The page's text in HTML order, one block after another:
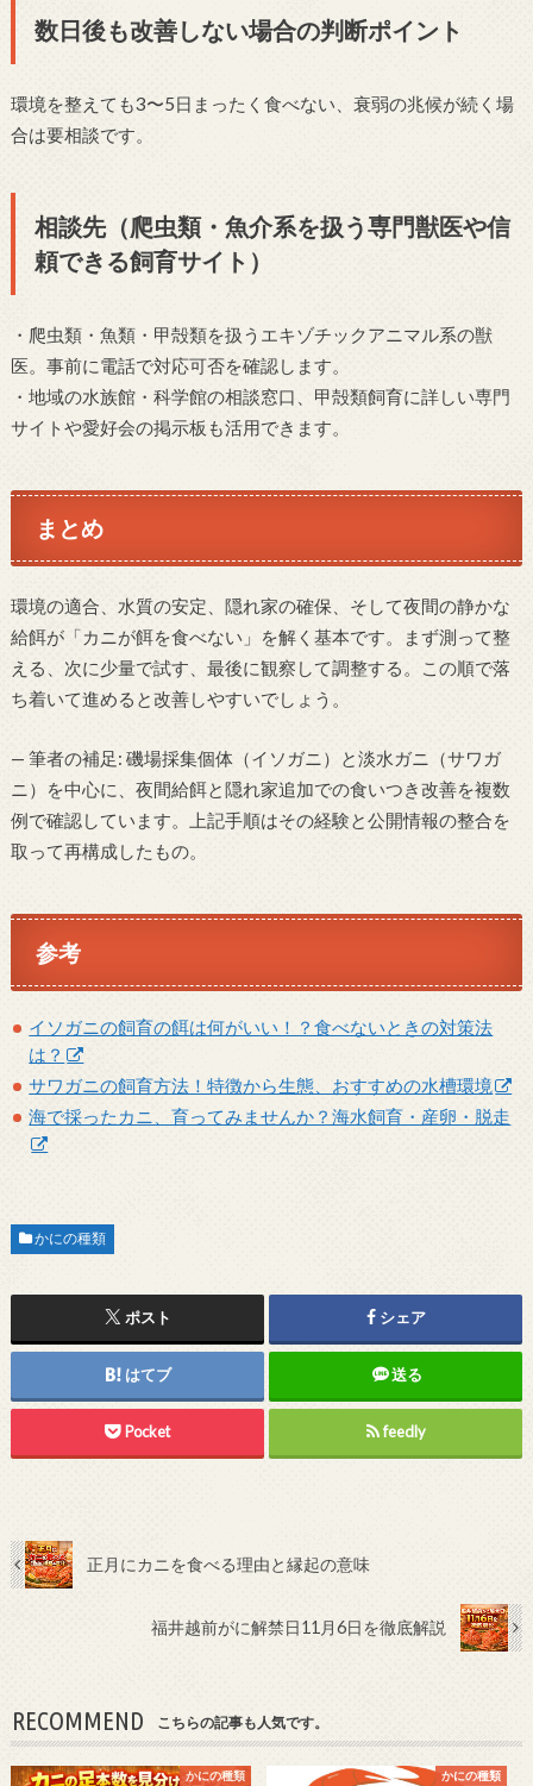
数日後も改善しない場合の判断ポイント
環境を整えても3〜5日まったく食べない、衰弱の兆候が続く場
合は要相談です。
相談先（爬虫類・魚介系を扱う専門獣医や信
頼できる飼育サイト）
・爬虫類・魚類・甲殻類を扱うエキゾチックアニマル系の獣
医。事前に電話で対応可否を確認します。
・地域の水族館・科学館の相談窓口、甲殻類飼育に詳しい専門
サイトや愛好会の掲示板も活用できます。
まとめ
環境の適合、水質の安定、隠れ家の確保、そして夜間の静かな
給餌が「カニが餌を食べない」を解く基本です。まず測って整
える、次に少量で試す、最後に観察して調整する。この順で落
ち着いて進めると改善しやすいでしょう。
— 筆者の補足: 磯場採集個体（イソガニ）と淡水ガニ（サワガ
ニ）を中心に、夜間給餌と隠れ家追加での食いつき改善を複数
例で確認しています。上記手順はその経験と公開情報の整合を
取って再構成したもの。
参考
イソガニの飼育の餌は何がいい！？食べないときの対策法
は？
サワガニの飼育方法！特徴から生態、おすすめの水槽環境
海で採ったカニ、育ってみませんか？海水飼育・産卵・脱走
かにの種類
ポスト シェア
はてブ 送る
Pocket feedly
正月にカニを食べる理由と縁起の意味
福井越前がに解禁日11月6日を徹底解説
RECOMMEND こちらの記事も人気です。
かにの種類 かにの種類